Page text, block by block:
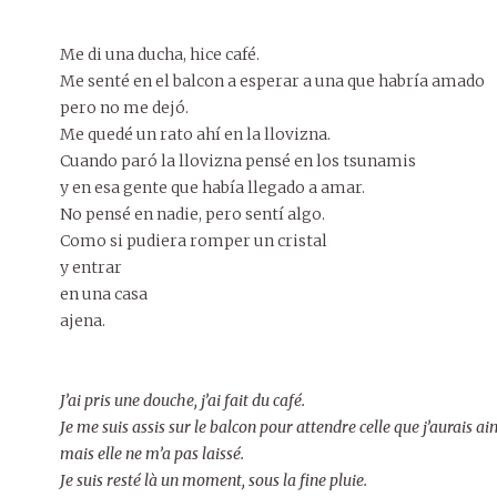
Me di una ducha, hice café.
Me senté en el balcon a esperar a una que habría amado
pero no me dejó.
Me quedé un rato ahí en la llovizna.
Cuando paró la llovizna pensé en los tsunamis
y en esa gente que había llegado a amar.
No pensé en nadie, pero sentí algo.
Como si pudiera romper un cristal
y entrar
en una casa
ajena.
J’ai pris une douche, j’ai fait du café.
Je me suis assis sur le balcon pour attendre celle que j’aurais
mais elle ne m’a pas laissé.
Je suis resté là un moment, sous la fine pluie.